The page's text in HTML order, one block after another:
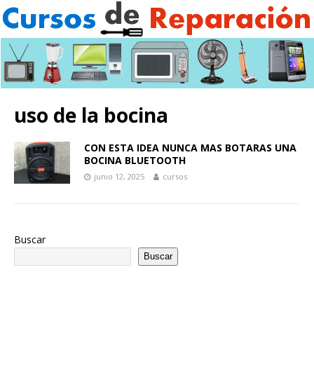
uso de la bocina
CON ESTA IDEA NUNCA MAS BOTARAS UNA
BOCINA BLUETOOTH
junio 12, 2025 cursos
Buscar
Buscar